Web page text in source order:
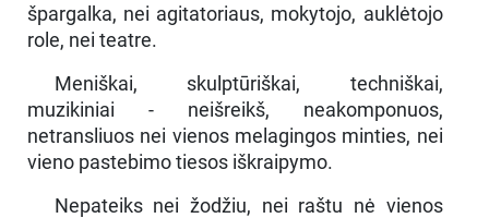
špargalka, nei agitatoriaus, mokytojo, auklėtojo
role, nei teatre.
Meniškai, skulptūriškai, techniškai,
muzikiniai - neišreikš, neakomponuos,
netransliuos nei vienos melagingos minties, nei
vieno pastebimo tiesos iškraipymo.
Nepateiks nei žodžiu, nei raštu nė vienos